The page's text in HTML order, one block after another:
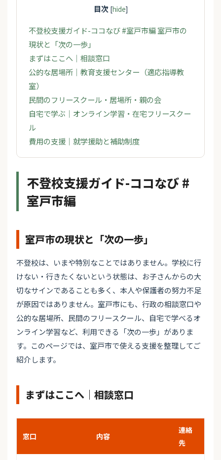
目次 [hide]
不登校支援ガイド-ココなび #室戸市編 室戸市の
現状と「次の一歩」
まずはここへ｜相談窓口
公的な居場所｜教育支援センター（適応指導教
室）
民間のフリースクール・居場所・親の会
自宅で学ぶ｜オンライン学習・在宅フリースクー
ル
費用の支援｜就学援助と補助制度
不登校支援ガイド-ココなび #
室戸市編
室戸市の現状と「次の一歩」
不登校は、いまや特別なことではありません。学校に行
けない・行きたくないという状態は、お子さんからの大
切なサインであることも多く、本人や保護者の努力不足
が原因ではありません。室戸市にも、行政の相談窓口や
公的な居場所、民間のフリースクール、自宅で学べるオ
ンライン学習など、利用できる「次の一歩」がありま
す。このページでは、室戸市で使える支援を整理してご
紹介します。
まずはここへ｜相談窓口
窓口 内容
連絡
先